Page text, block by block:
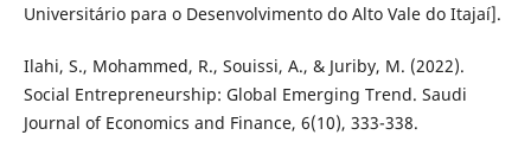
Universitário para o Desenvolvimento do Alto Vale do Itajaí].
Ilahi, S., Mohammed, R., Souissi, A., & Juriby, M. (2022).
Social Entrepreneurship: Global Emerging Trend. Saudi
Journal of Economics and Finance, 6(10), 333-338.